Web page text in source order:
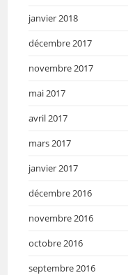
janvier 2018
décembre 2017
novembre 2017
mai 2017
avril 2017
mars 2017
janvier 2017
décembre 2016
novembre 2016
octobre 2016
septembre 2016